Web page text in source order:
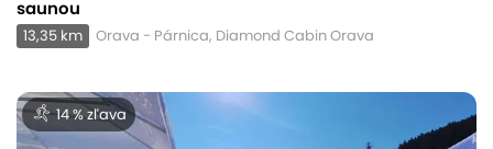
saunou
13,35 km Orava - Párnica, Diamond Cabin Orava
14 % zľava